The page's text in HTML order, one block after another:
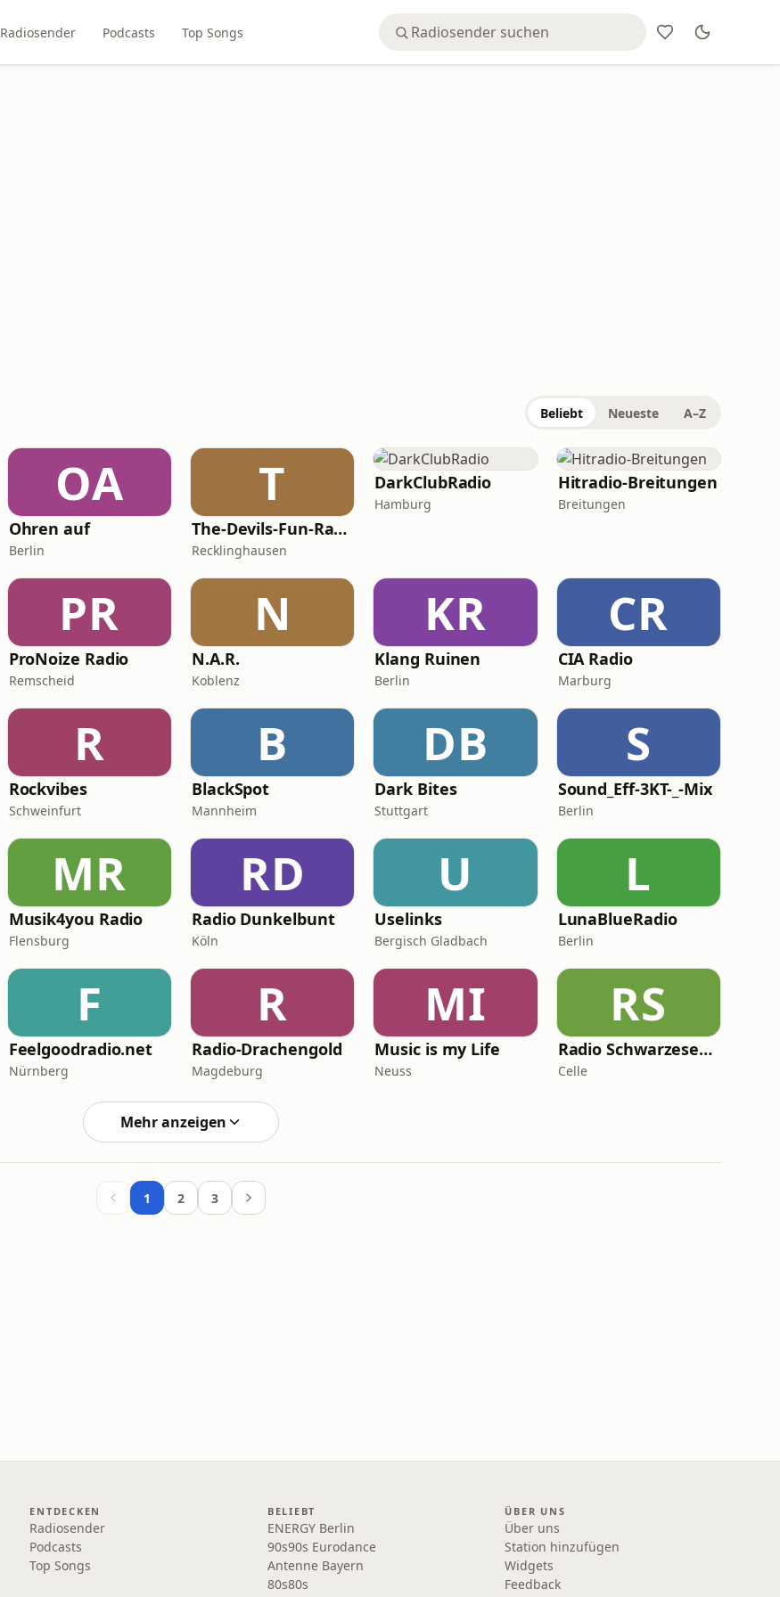
Radiosender Podcasts Top Songs
Beliebt Neueste A–Z
OA
Ohren auf
Berlin
T
The-Devils-Fun-Radio
Recklinghausen
DarkClubRadio
Hamburg
Hitradio-Breitungen
Breitungen
PR
ProNoize Radio
Remscheid
N
N.A.R.
Koblenz
KR
Klang Ruinen
Berlin
CR
CIA Radio
Marburg
R
Rockvibes
Schweinfurt
B
BlackSpot
Mannheim
DB
Dark Bites
Stuttgart
S
Sound_Eff-3KT-_-Mix
Berlin
MR
Musik4you Radio
Flensburg
RD
Radio Dunkelbunt
Köln
U
Uselinks
Bergisch Gladbach
L
LunaBlueRadio
Berlin
F
Feelgoodradio.net
Nürnberg
R
Radio-Drachengold
Magdeburg
MI
Music is my Life
Neuss
RS
Radio Schwarzeseele
Celle
Mehr anzeigen
1 2 3
ENTDECKEN
Radiosender
Podcasts
Top Songs
BELIEBT
ENERGY Berlin
90s90s Eurodance
Antenne Bayern
80s80s
ÜBER UNS
Über uns
Station hinzufügen
Widgets
Feedback